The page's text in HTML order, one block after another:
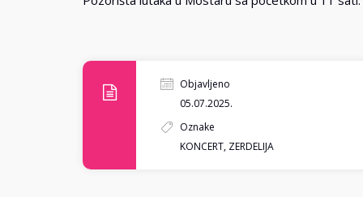
Objavljeno
05.07.2025.
Oznake
KONCERT, ZERDELIJA